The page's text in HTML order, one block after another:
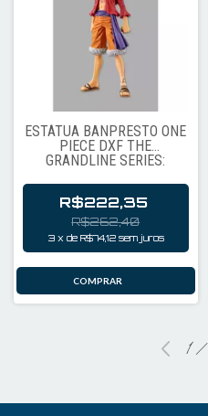
ESTÁTUA BANPRESTO ONE
PIECE DXF THE
GRANDLINE SERIES:
MONKEY D. LUFFY (95965)
R$222,35
R$262,40
3 x de R$74,12 sem juros
1 /